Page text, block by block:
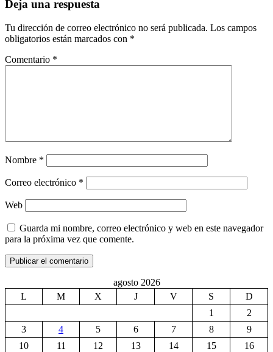
Deja una respuesta
Tu dirección de correo electrónico no será publicada. Los campos
obligatorios están marcados con *
Comentario *
Nombre *
Correo electrónico *
Web
Guarda mi nombre, correo electrónico y web en este navegador
para la próxima vez que comente.
agosto 2026
L
M X J V S
D
1
2
3
4 5 6 7 8
9
10
11 12 13 14 15
16